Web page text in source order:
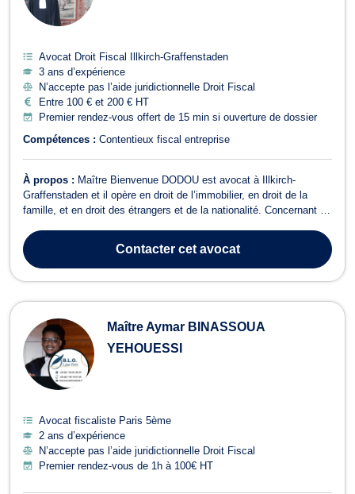
Avocat Droit Fiscal Illkirch-Graffenstaden
3 ans d’expérience
N’accepte pas l’aide juridictionnelle Droit Fiscal
Entre 100 € et 200 € HT
Premier rendez-vous offert de 15 min si ouverture de dossier
Compétences : Contentieux fiscal entreprise
À propos : Maître Bienvenue DODOU est avocat à Illkirch-
Graffenstaden et il opère en droit de l’immobilier, en droit de la
famille, et en droit des étrangers et de la nationalité. Concernant le
connaissances et son savoir-faire lors de litiges ou contentieux
relatifs aux b...
Contactercet avocat
Maître Aymar BINASSOUA
YEHOUESSI
Avocat fiscaliste Paris 5ème
2 ans d’expérience
N’accepte pas l’aide juridictionnelle Droit Fiscal
Premier rendez-vous de 1h à 100€ HT